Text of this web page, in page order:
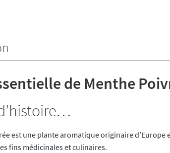
de Menthe
est une plante aromatique originaire
fins médicinales et culinaires.